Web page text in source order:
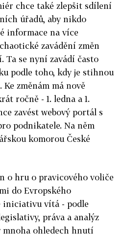
chce také zlepšit sdílení
úřadů, aby nikdo
informace na více
zavádění změn
Ta se nyní zavádí často
podle toho, kdy je stihnou
změnám má nově
ročně - 1. ledna a 1.
zavést webový portál s
podnikatele. Na něm
komorou České
o hru o pravicového voliče
do Evropského
iniciativu vítá - podle
práva a analýz
ohledech hnutí